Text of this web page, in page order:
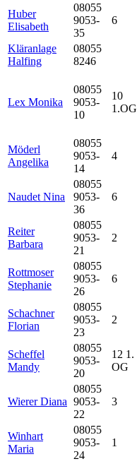
Huber
Elisabeth
08055
9053-
35
6
Kläranlage
Halfing
08055
8246
Lex Monika
08055
9053-
10
10
1.OG
Möderl
Angelika
08055
9053-
14
4
Naudet Nina
08055
9053-
36
6
Reiter
Barbara
08055
9053-
21
2
Rottmoser
Stephanie
08055
9053-
26
6
Schachner
Florian
08055
9053-
23
2
Scheffel
Mandy
08055
9053-
20
12 1.
OG
Wierer Diana
08055
9053-
22
3
Winhart
Maria
08055
9053-
24
1